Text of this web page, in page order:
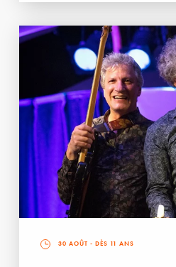
30 AOÛT - DÈS 11 ANS